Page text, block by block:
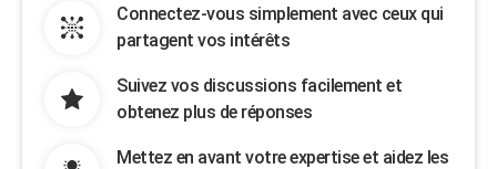
Connectez-vous simplement avec ceux qui
partagent vos intérêts
Suivez vos discussions facilement et
obtenez plus de réponses
Mettez en avant votre expertise et aidez les